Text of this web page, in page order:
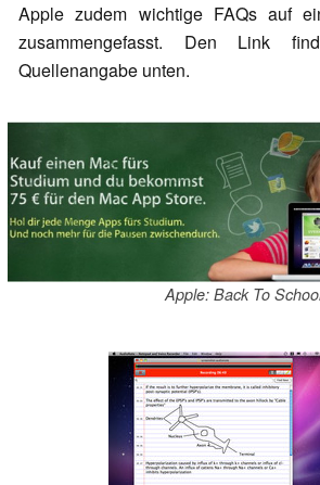
Apple zudem wichtige FAQs auf
zusammengefasst. Den Link
Quellenangabe unten.
Apple: Back To